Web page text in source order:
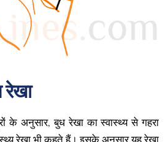
रेखा
के अनुसार, बुध रेखा का स्वास्थ्य से गहरा